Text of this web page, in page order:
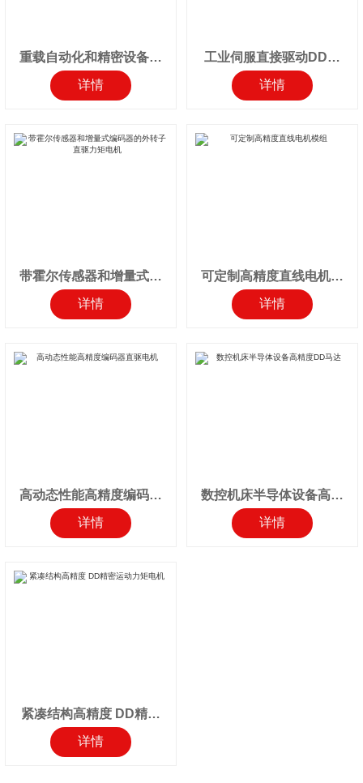
重载自动化和精密设备高
扭矩直驱力矩电机
详情
工业伺服直接驱动DD力
矩马达带霍尔传感器
详情
带霍尔传感器和增量式编
码器的外转子直驱力矩电
机
详情
可定制高精度直线电机模
组
详情
高动态性能高精度编码器
直驱电机
详情
数控机床半导体设备高精
度DD马达
详情
紧凑结构高精度 DD精密
运动力矩电机
详情